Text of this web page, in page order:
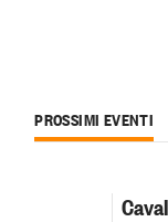
PROSSIMI EVENTI